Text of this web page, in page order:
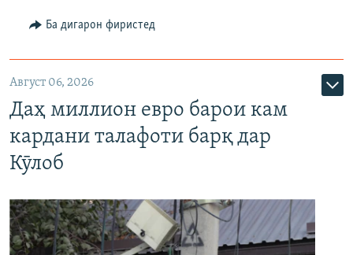
Ба дигарон фиристед
Август 06, 2026
Даҳ миллион евро барои кам
кардани талафоти барқ дар
Кӯлоб